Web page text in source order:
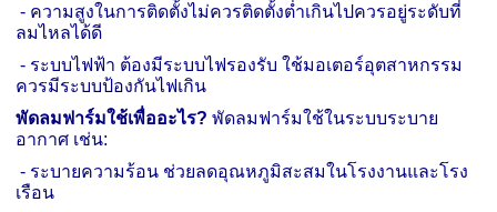
- ความสูงในการติดตั้งไม่ควรติดตั้งต่ำเกินไปควรอยู่ระดับที่
ลมไหลได้ดี
- ระบบไฟฟ้า ต้องมีระบบไฟรองรับ ใช้มอเตอร์อุตสาหกรรม
ควรมีระบบป้องกันไฟเกิน
พัดลมฟาร์มใช้เพื่ออะไร? พัดลมฟาร์มใช้ในระบบระบาย
อากาศ เช่น:
- ระบายความร้อน ช่วยลดอุณหภูมิสะสมในโรงงานและโรง
เรือน